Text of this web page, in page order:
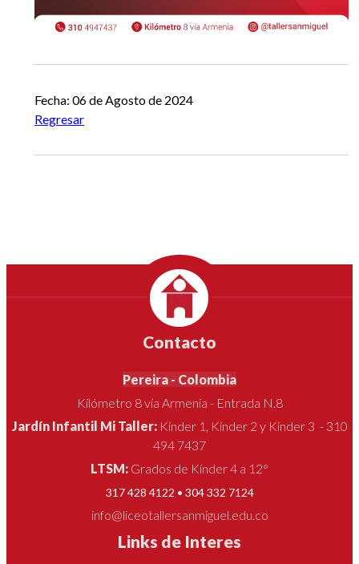
Fecha: 06 de Agosto de 2024
Regresar
Contacto
Pereira - Colombia
Kilómetro 8 vía Armenia - Entrada N.8
Jardín Infantil Mi Taller: Kínder 1, Kínder 2 y Kínder 3 - 310
494 7437
LTSM: Grados de Kínder 4 a 12°
317 428 4122 • 304 332 7124
info@liceotallersanmiguel.edu.co
Links de Interes